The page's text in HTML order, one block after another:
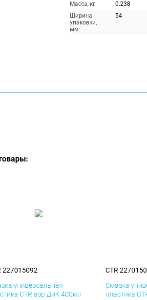
Масса, кг:
0.238
Ширина
упаковки,
мм:
54
227015092
универсальная
CTR аэр ДиК 400мл
CTR
Смазка
пластика